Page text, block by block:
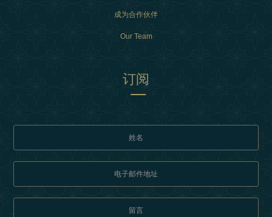
成为合作伙伴
Our Team
订阅